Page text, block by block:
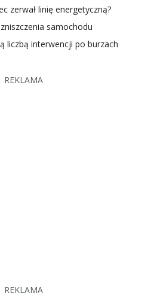
zerwał linię energetyczną?
samochodu
liczbą interwencji po burzach
REKLAMA
REKLAMA